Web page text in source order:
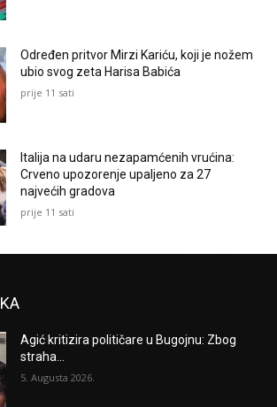
Određen pritvor Mirzi Kariću, koji je nožem
ubio svog zeta Harisa Babića
prije 11 sati
Italija na udaru nezapamćenih vrućina:
Crveno upozorenje upaljeno za 27
najvećih gradova
prije 11 sati
Agić kritizira političare u Bugojnu: Zbog
straha...
5. Augusta 2026.